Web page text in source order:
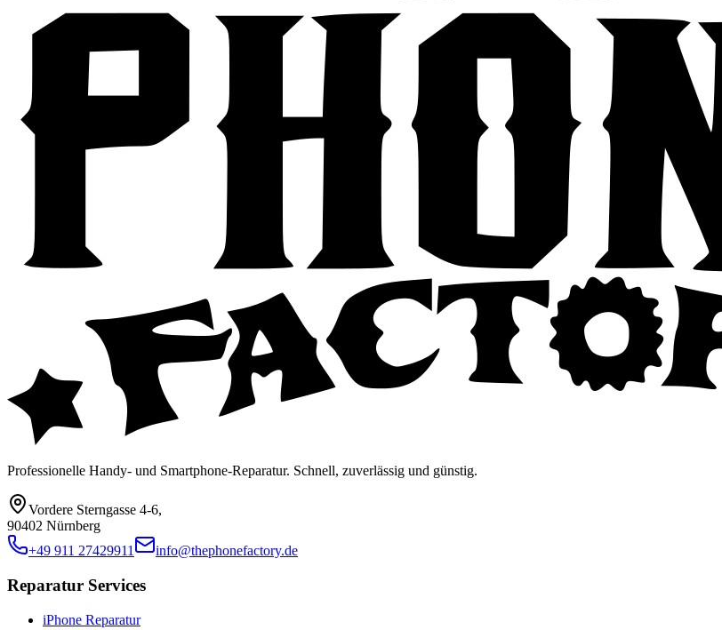
Professionelle Handy- und Smartphone-Reparatur. Schnell, zuverlässig und günstig.
Vordere Sterngasse 4-6,
90402 Nürnberg
+49 911 27429911
info@thephonefactory.de
Reparatur Services
iPhone Reparatur